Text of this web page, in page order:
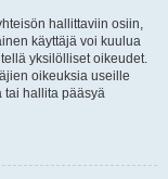
hallittaviin osiin,
käyttäjä voi kuulua
yksilölliset oikeudet.
oikeuksia useille
tai hallita pääsyä